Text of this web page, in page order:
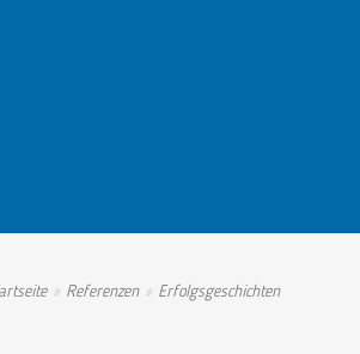
Referenzen Erfolgsgeschichten